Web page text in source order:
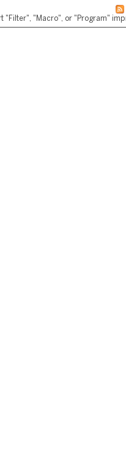
"Filter", "Macro", or "Program"